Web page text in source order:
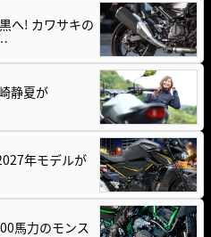
へ! カワサキの
静夏が
年モデルが
馬力のモンス